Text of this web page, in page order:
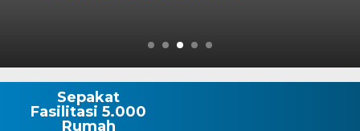
Sepakat
Fasilitasi 5.000
Rumah